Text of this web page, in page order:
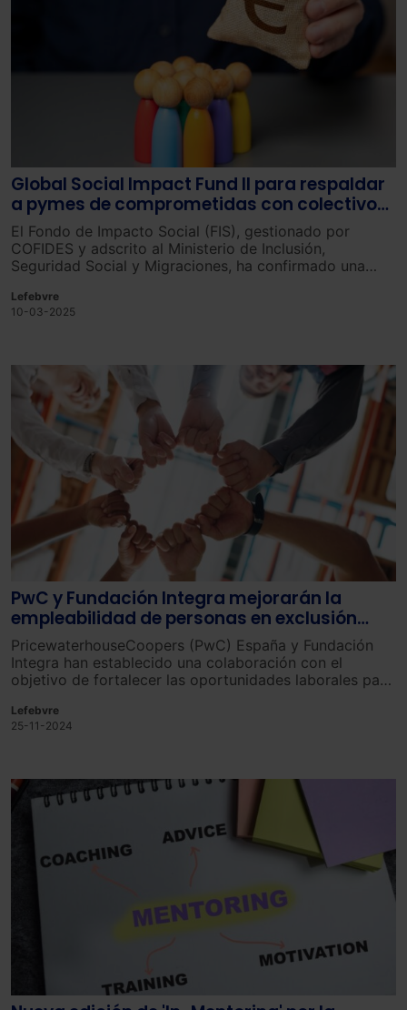
Global Social Impact Fund II para respaldar
a pymes de comprometidas con colectivos
en riesgo de exclusión
El Fondo de Impacto Social (FIS), gestionado por
COFIDES y adscrito al Ministerio de Inclusión,
Seguridad Social y Migraciones, ha confirmado una
Impact Fund II (GSIF España).
Lefebvre
10-03-2025
PwC y Fundación Integra mejorarán la
empleabilidad de personas en exclusión
social y con discapacidad
PricewaterhouseCoopers (PwC) España y Fundación
Integra han establecido una colaboración con el
objetivo de fortalecer las oportunidades laborales para
discapacidad.
Lefebvre
25-11-2024